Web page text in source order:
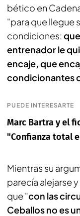
bético en
"para que llegue
condiciones:
entrenador le
encaje, que
condicionantes
PUEDE INTERESARTE
Marc Bartra y el
"Confianza total
Mientras su
parecía alejarse
que "con las
Ceballos no es